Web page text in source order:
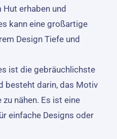
erhaben und
kann eine großartige
Design Tiefe und
ist die gebräuchlichste
besteht darin, das Motiv
nähen. Es ist eine
einfache Designs oder